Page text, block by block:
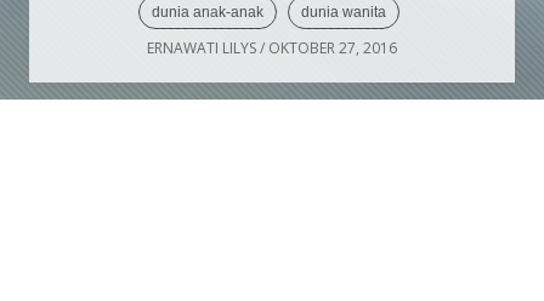
dunia anak-anak dunia wanita
ERNAWATI LILYS/ OKTOBER 27, 2016